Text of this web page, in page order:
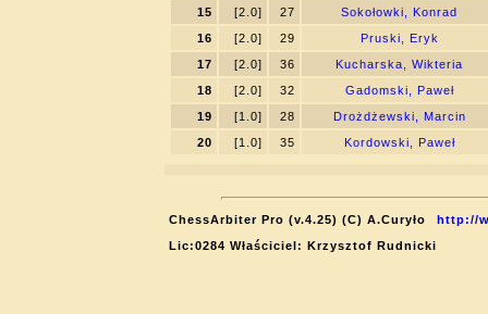
15
[2.0] 27
Sokołowki, Konrad
16
[2.0] 29
Pruski, Eryk
17
[2.0] 36
Kucharska, Wikteria
18
[2.0] 32
Gadomski, Paweł
19
[1.0] 28
Drożdżewski, Marcin
20
[1.0] 35 Kordowski, Paweł
ChessArbiter Pro (v.4.25) (C) A.Curyło
http://
Lic:0284 Właściciel: Krzysztof Rudnicki